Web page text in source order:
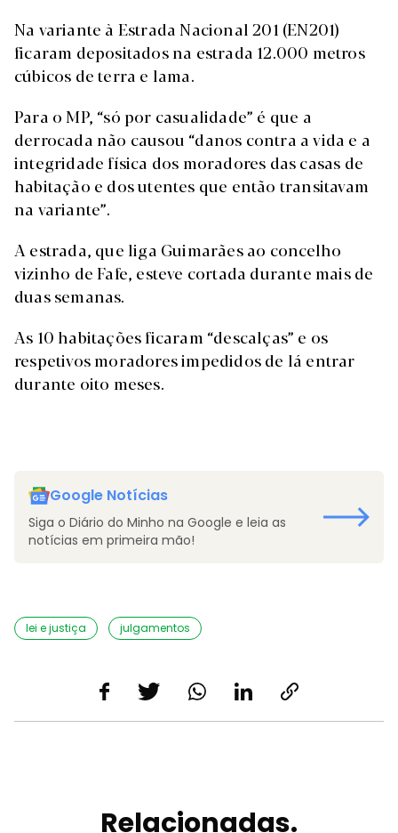
Na variante à Estrada Nacional 201 (EN201)
ficaram depositados na estrada 12.000 metros
cúbicos de terra e lama.
Para o MP, “só por casualidade” é que a
derrocada não causou “danos contra a vida e a
integridade física dos moradores das casas de
habitação e dos utentes que então transitavam
na variante”.
A estrada, que liga Guimarães ao concelho
vizinho de Fafe, esteve cortada durante mais de
duas semanas.
As 10 habitações ficaram “descalças” e os
respetivos moradores impedidos de lá entrar
durante oito meses.
Google Notícias
Siga o Diário do Minho na Google e leia as
notícias em primeira mão!
lei e justiça julgamentos
Relacionadas.